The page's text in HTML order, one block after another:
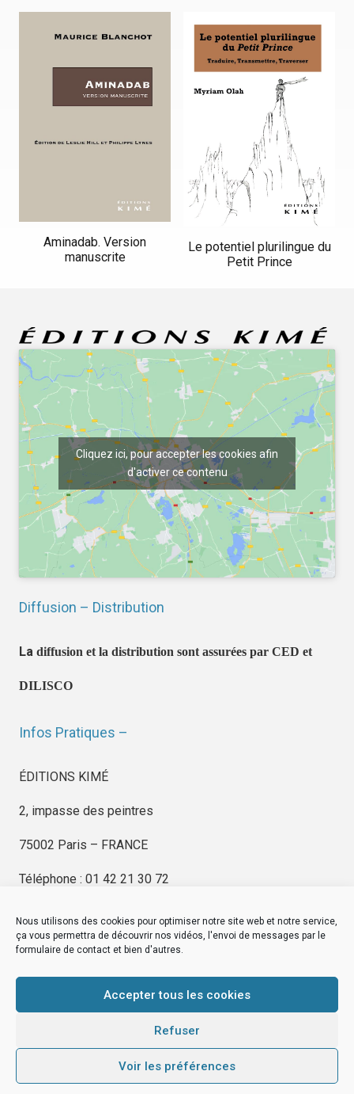
Nous utilisons des cookies pour optimiser notre site web et notre service,
ça vous permettra de découvrir nos vidéos, l'envoi de messages par le
formulaire de contact et bien d'autres.
Accepter tous les cookies
Refuser
Voir les préférences
Aminadab. Version
manuscrite
Le potentiel plurilingue du
Petit Prince
Cliquez ici, pour accepter les cookies afin
d'activer ce contenu
Diffusion – Distribution
La diffusion et la distribution sont assurées par CED et
DILISCO
Infos Pratiques –
ÉDITIONS KIMÉ
2, impasse des peintres
75002 Paris – FRANCE
Téléphone : 01 42 21 30 72
EDITIONS KIMÉ
Mentions Légales
© byeDovel.com
editionskime.fr